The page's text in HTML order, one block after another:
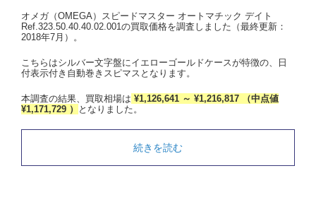
オメガ（OMEGA）スピードマスター オートマチック デイト
Ref.323.50.40.40.02.001の買取価格を調査しました（最終更新：
2018年7月）。
こちらはシルバー文字盤にイエローゴールドケースが特徴の、日
付表示付き自動巻きスピマスとなります。
本調査の結果、買取相場は ¥1,126,641 ～ ¥1,216,817 （中点値
¥1,171,729 ）
となりました。
続きを読む